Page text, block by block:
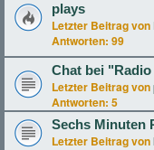
plays
Letzter Beitrag von
Antworten: 99
Chat bei
Letzter Beitrag von
Antworten: 5
Sechs Minuten
Letzter Beitrag von